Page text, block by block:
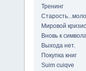
Тренинг
Мировой кризис
Вновь к
Выхода нет.
Покупка книг
Suim cuiqve